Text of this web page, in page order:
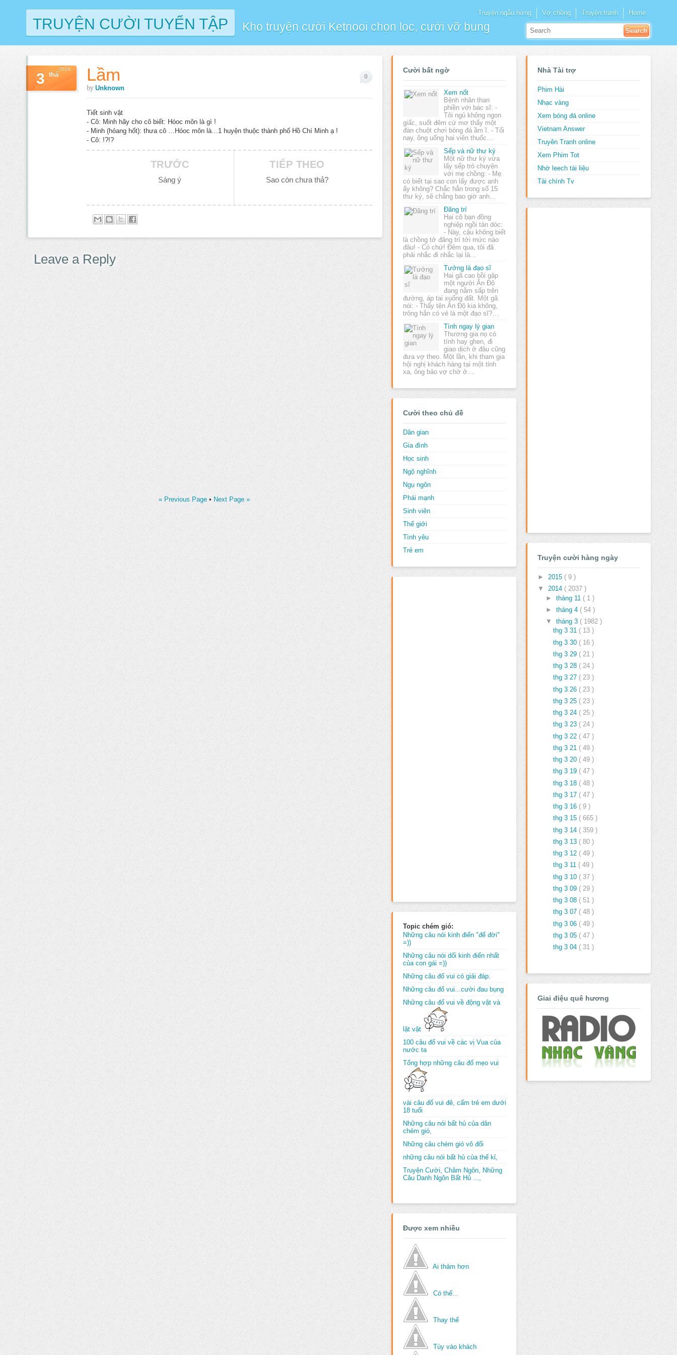
TRUYỆN CƯỜI TUYỂN TẬP Kho truyện cười Ketnooi chọn lọc, cười vỡ bụng
Truyện ngẫu hứng Vợ chồng Truyện tranh Home
Lầm
by Unknown
3 thá
2014
0
Tiết sinh vật
- Cô: Minh hãy cho cô biết: Hóoc môn là gì !
- Minh (hỏang hốt): thưa cô …Hóoc môn là…1 huyện thuộc thành phố Hồ Chí Minh ạ !
- Cô: !?!?
TIẾP THEO
Sao còn chưa thả?
TRƯỚC
Sáng ý
Leave a Reply
« Previous Page • Next Page »
Cười bất ngờ
Xem nốt
Bệnh nhân than
phiền với bác sĩ: -
Tôi ngủ không ngon
giấc, suốt đêm cứ mơ thấy một
đàn chuột chơi bóng đá ầm ĩ. - Tối
nay, ông uống hai viên thuốc…
Sếp và nữ thư ký
Một nữ thư ký vừa
lấy sếp trò chuyện
với mẹ chồng: - Mẹ
có biết tại sao con lấy được anh
ấy không? Chắc hẳn trong số 15
thư ký, sẽ chẳng bao giờ anh…
Đãng trí
Hai cô bạn đồng
nghiệp ngồi tán dóc:
- Này, cậu không biết
là chồng tớ đãng trí tới mức nào
đâu! - Có chứ! Đêm qua, tôi đã
phải nhắc đi nhắc lại là…
Tưởng là đạo sĩ
Hai gã cao bồi gặp
một người Ấn Độ
đang nằm sấp trên
đường, áp tai xuống đất. Một gã
nói: - Thấy tên Ấn Độ kia không,
trông hắn có vẻ là một đạo sĩ?…
Tình ngay lý gian
Thương gia nọ có
tính hay ghen, đi
giao dịch ở đâu cũng
đưa vợ theo. Một lần, khi tham gia
hội nghị khách hàng tại một tỉnh
xa, ông bảo vợ chờ ở…
Cười theo chủ đề
Dân gian
Gia đình
Học sinh
Ngộ nghĩnh
Ngụ ngôn
Phái mạnh
Sinh viên
Thế giới
Tình yêu
Trẻ em
Topic chém gió:
Những câu nói kinh điển "để đời"
=))
Những câu nói dối kinh điển nhất
của con gái =))
Những câu đố vui có giải đáp.
Những câu đố vui...cười đau bụng
Những câu đố vui về động vật và
lặt vặt
100 câu đố vui về các vị Vua của
nước ta
Tổng hợp những câu đố mẹo vui
vài câu đố vui đê, cấm trẻ em dưới
18 tuổi
Những câu nói bất hủ của dân
chém gió,
Những câu chém gió vô đối
những câu nói bất hủ của thế kỉ,
Truyện Cười, Châm Ngôn, Những
Câu Danh Ngôn Bất Hủ ...,
Được xem nhiều
Ai thảm hơn
Có thể...
Thay thế
Tùy vào khách
Nhà Tài trợ
Phim Hài
Nhạc vàng
Xem bóng đá online
Vietnam Answer
Truyên Tranh online
Xem Phim Tot
Nhờ leech tài liệu
Tài chính Tv
Truyện cười hàng ngày
► 2015 ( 9 )
▼ 2014 ( 2037 )
► tháng 11 ( 1 )
► tháng 4 ( 54 )
▼ tháng 3 ( 1982 )
thg 3 31 ( 13 )
thg 3 30 ( 16 )
thg 3 29 ( 21 )
thg 3 28 ( 24 )
thg 3 27 ( 23 )
thg 3 26 ( 23 )
thg 3 25 ( 23 )
thg 3 24 ( 25 )
thg 3 23 ( 24 )
thg 3 22 ( 47 )
thg 3 21 ( 49 )
thg 3 20 ( 49 )
thg 3 19 ( 47 )
thg 3 18 ( 48 )
thg 3 17 ( 47 )
thg 3 16 ( 9 )
thg 3 15 ( 665 )
thg 3 14 ( 359 )
thg 3 13 ( 80 )
thg 3 12 ( 49 )
thg 3 11 ( 49 )
thg 3 10 ( 37 )
thg 3 09 ( 29 )
thg 3 08 ( 51 )
thg 3 07 ( 48 )
thg 3 06 ( 49 )
thg 3 05 ( 47 )
thg 3 04 ( 31 )
Giai điệu quê hương